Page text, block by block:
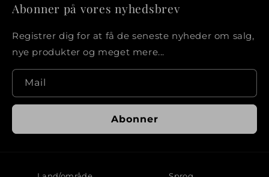
Abonner på vores nyhedsbrev
Registrer dig for at få de seneste nyheder om salg,
nye produkter og meget mere...
Mail
Abonner